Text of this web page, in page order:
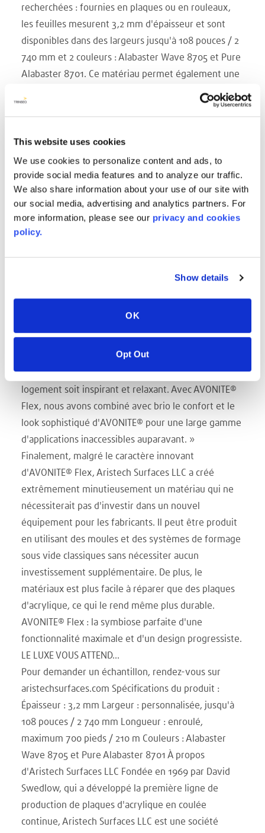
This website uses cookies
We use cookies to personalize content and ads, to
provide social media features and to analyze our traffic.
We also share information about your use of our site with
our social media, advertising and analytics partners. For
more information, please see our privacy and cookies
policy.
Show details
OK
Opt Out
recherchées : fournies en plaques ou en rouleaux,
les feuilles mesurent 3,2 mm d'épaisseur et sont
disponibles dans des largeurs jusqu'à 108 pouces / 2
740 mm et 2 couleurs : Alabaster Wave 8705 et Pure
Alabaster 8701. Ce matériau permet également une
excellente thermoformabilité, et peut être formé
sur les angles les plus vifs et dans les recoins les plus
matériau léger, ce qui facilite sa manutention dans
l'atelier, durant le transport et l'installation. Sur la
base de son expérience avec des matériaux de
créateurs dans une large gamme de finitions,
Aristech Surfaces LLC a créé AVONITE® Flex avec une
finition mate, douce et luxueuse. En tant qu'élément
de la ligne de produits AVONITE® , AVONITE® Flex
offre naturellement la célèbre sensation de douceur
et la texture signature de la marque. À l'instar de
« était de créer un produit répondant à la demande
principale de cocooning et de finitions haut de
gamme ; les clients veulent que le décor de leur
logement soit inspirant et relaxant. Avec AVONITE®
Flex, nous avons combiné avec brio le confort et le
look sophistiqué d'AVONITE® pour une large gamme
d'applications inaccessibles auparavant. »
Finalement, malgré le caractère innovant
d'AVONITE® Flex, Aristech Surfaces LLC a créé
extrêmement minutieusement un matériau qui ne
nécessiterait pas d'investir dans un nouvel
équipement pour les fabricants. Il peut être produit
en utilisant des moules et des systèmes de formage
sous vide classiques sans nécessiter aucun
investissement supplémentaire. De plus, le
matériaux est plus facile à réparer que des plaques
d'acrylique, ce qui le rend même plus durable.
AVONITE® Flex : la symbiose parfaite d'une
fonctionnalité maximale et d'un design progressiste.
LE LUXE VOUS ATTEND...
Pour demander un échantillon, rendez-vous sur
aristechsurfaces.com Spécifications du produit :
Épaisseur : 3,2 mm Largeur : personnalisée, jusqu'à
108 pouces / 2 740 mm Longueur : enroulé,
maximum 700 pieds / 210 m Couleurs : Alabaster
Wave 8705 et Pure Alabaster 8701 À propos
d'Aristech Surfaces LLC Fondée en 1969 par David
Swedlow, qui a développé la première ligne de
production de plaques d'acrylique en coulée
continue, Aristech Surfaces LLC est une société